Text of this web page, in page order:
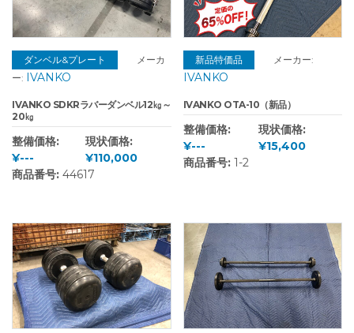
ダンベル&プレート
メーカ
ー: IVANKO
IVANKO SDKRラバーダンベル12㎏～
20㎏
整備価格:
¥---
現状価格:
¥110,000
商品番号: 44617
新品特価品 メーカー:
IVANKO
IVANKO OTA-10（新品）
整備価格:
¥---
現状価格:
¥15,400
商品番号:1-2